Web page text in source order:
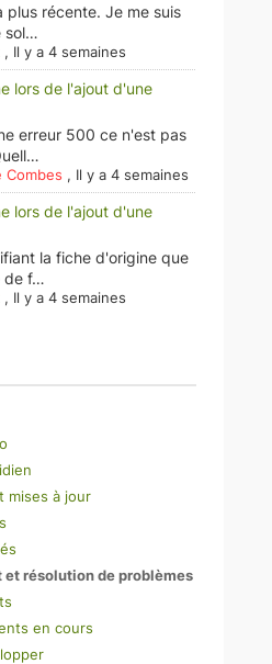
plus récente. Je me suis
sol…
, Il y a 4 semaines
lors de l'ajout d'une
erreur 500 ce n'est pas
Combes , Il y a 4 semaines
lors de l'ajout d'une
la fiche d'origine que
de f…
, Il y a 4 semaines
mises à jour
et résolution de problèmes
en cours